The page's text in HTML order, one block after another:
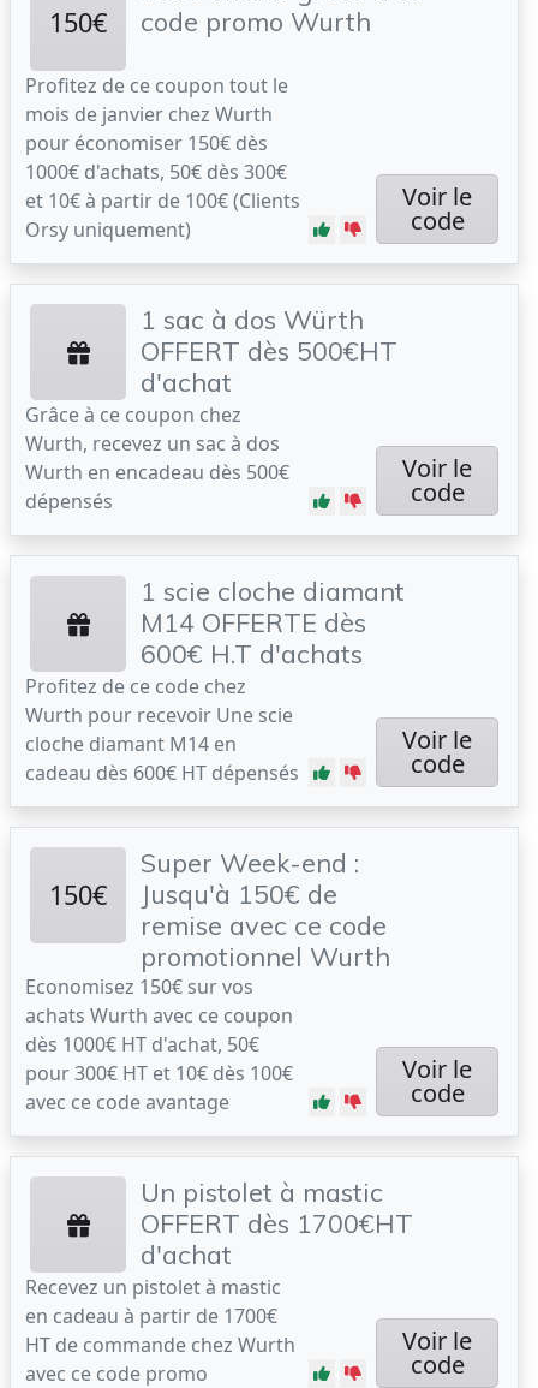
150€
code promo Wurth
Profitez de ce coupon tout le
mois de janvier chez Wurth
pour économiser 150€ dès
1000€ d'achats, 50€ dès 300€
et 10€ à partir de 100€ (Clients
Orsy uniquement)
Voir le
code
1 sac à dos Würth
OFFERT dès 500€HT
d'achat
Grâce à ce coupon chez
Wurth, recevez un sac à dos
Wurth en encadeau dès 500€
dépensés
Voir le
code
1 scie cloche diamant
M14 OFFERTE dès
600€ H.T d'achats
Profitez de ce code chez
Wurth pour recevoir Une scie
cloche diamant M14 en
cadeau dès 600€ HT dépensés
Voir le
code
150€
Super Week-end :
Jusqu'à 150€ de
remise avec ce code
promotionnel Wurth
Economisez 150€ sur vos
achats Wurth avec ce coupon
dès 1000€ HT d'achat, 50€
pour 300€ HT et 10€ dès 100€
avec ce code avantage
Voir le
code
Un pistolet à mastic
OFFERT dès 1700€HT
d'achat
Recevez un pistolet à mastic
en cadeau à partir de 1700€
HT de commande chez Wurth
avec ce code promo
Voir le
code